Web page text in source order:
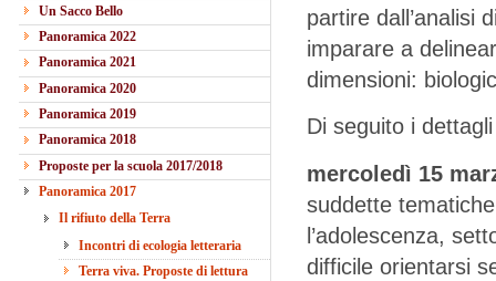
Un Sacco Bello
Panoramica 2022
Panoramica 2021
Panoramica 2020
Panoramica 2019
Panoramica 2018
Proposte per la scuola 2017/2018
Panoramica 2017
Il rifiuto della Terra
Incontri di ecologia letteraria
Terra viva. Proposte di lettura
partire dall’analisi
imparare a
dimensioni:
Di seguito i
mercoledì 15
suddette
l’adolescenza,
difficile orientarsi